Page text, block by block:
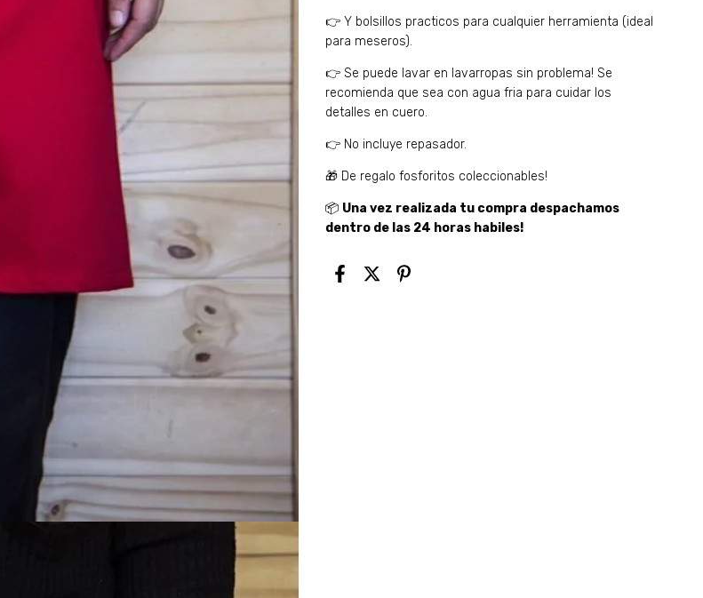
👉 Y bolsillos practicos para cualquier herramienta (ideal
para meseros).
👉 Se puede lavar en lavarropas sin problema! Se
recomienda que sea con agua fria para cuidar los
detalles en cuero.
👉 No incluye repasador.
🎁 De regalo fosforitos coleccionables!
📦 Una vez realizada tu compra despachamos
dentro de las 24 horas habiles!